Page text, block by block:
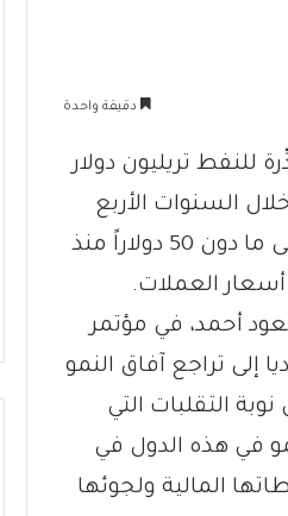
دقيقة واحدة
للنفط تريليون دولار
خلال السنوات الأربع
المقبلة، وذلك نتيجة تراجع أسعار النفط من 110 دولارات للبرميل إلى ما دون 50 دولاراً منذ
أحمد، في مؤتمر
إلى تراجع آفاق النمو
التقلبات التي
في هذه الدول في
المالية ولجوئها